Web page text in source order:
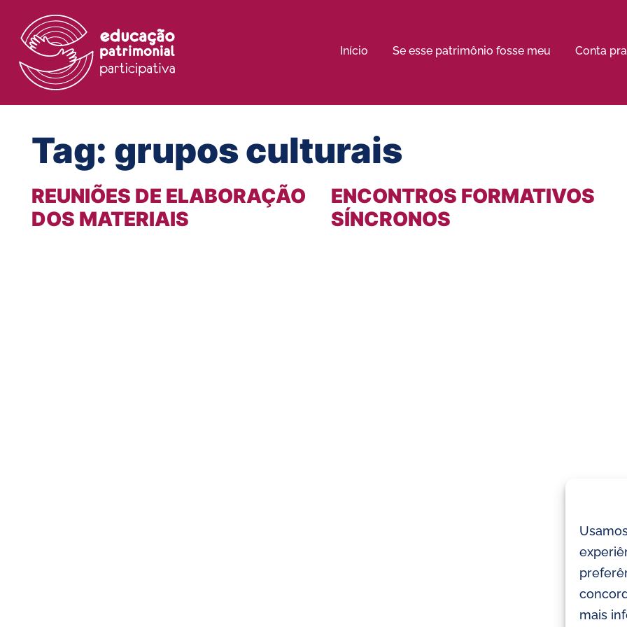
mais
Início Se esse patrimônio fosse meu Conta
Tag: grupos culturais
REUNIÕES DE ELABORAÇÃO
DOS MATERIAIS
ENCONTROS FORMATIVOS
SÍNCRONOS